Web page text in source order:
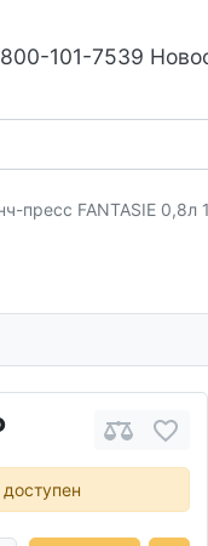
101-7539
пресс FANTASIE 0,8л